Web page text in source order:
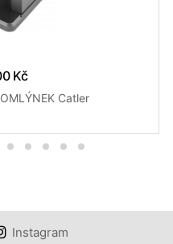
Kč
Catler
Instagram